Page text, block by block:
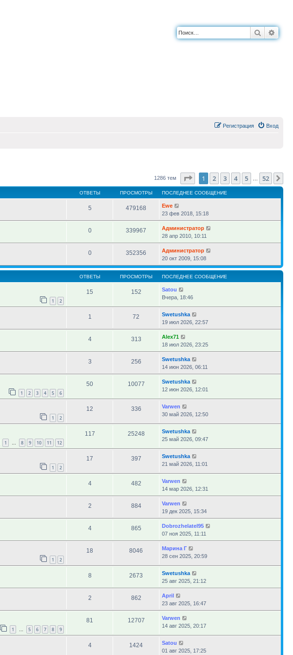
Поиск
Вход
Регистрация
1286 тем Страница1 из 52
1 2 3 4 5 52
ОТВЕТЫ ПРОСМОТРЫ ПОСЛЕДНЕЕ СООБЩЕНИЕ
5 479168
Ewe
23 фев 2018, 15:18
0 339967
Администратор
28 апр 2010, 10:11
0 352356
Администратор
20 окт 2009, 15:08
ОТВЕТЫ ПРОСМОТРЫ ПОСЛЕДНЕЕ СООБЩЕНИЕ
1 2
15 152
Satou
Вчера, 18:46
1 72
Swetushka
19 июл 2026, 22:57
4 313
Alex71
18 июл 2026, 23:25
3 256
Swetushka
14 июн 2026, 06:11
1 2 3 4 5 6
50 10077
Swetushka
12 июн 2026, 12:01
1 2
12 336
Varwen
30 май 2026, 12:50
1 … 8 9 10 11 12
117 25248
Swetushka
25 май 2026, 09:47
1 2
17 397
Swetushka
21 май 2026, 11:01
4 482
Varwen
14 мар 2026, 12:31
2 884
Varwen
19 дек 2025, 15:34
4 865
Dobrozhelatel95
07 ноя 2025, 11:11
1 2
18 8046
Марина Г
28 сен 2025, 20:59
8 2673
Swetushka
25 авг 2025, 21:12
2 862
April
23 авг 2025, 16:47
1 … 5 6 7 8 9
81 12707
Varwen
14 авг 2025, 20:17
4 1424
Satou
01 авг 2025, 17:25